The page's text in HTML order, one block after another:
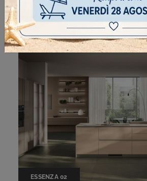
STILO 04
ESSENZA 02